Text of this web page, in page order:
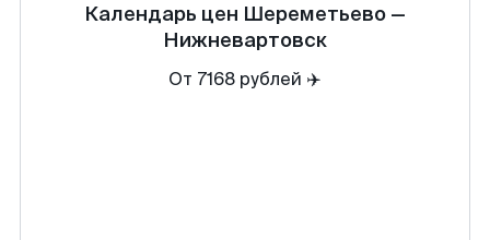
Календарь цен Шереметьево —
Нижневартовск
От 7168 рублей ✈️